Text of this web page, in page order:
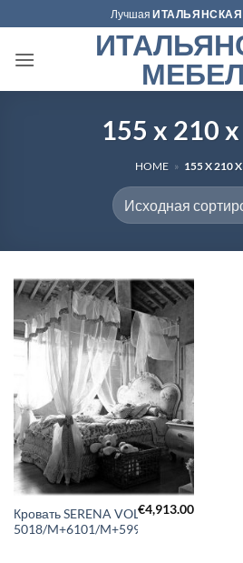
to
content
Лучшая
155 x 210
HOME » 155 X 210
Кровать SERENA VOLPI
5018/M+6101/M+5992/M
€4,913.00